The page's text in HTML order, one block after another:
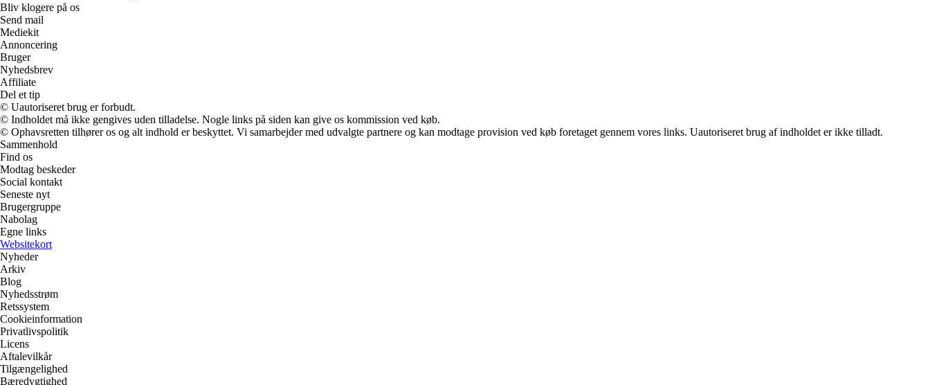
Bliv klogere på os
Send mail
Mediekit
Annoncering
Bruger
Nyhedsbrev
Affiliate
Del et tip
© Uautoriseret brug er forbudt.
© Indholdet må ikke gengives uden tilladelse. Nogle links på siden kan give os kommission ved køb.
© Ophavsretten tilhører os og alt indhold er beskyttet. Vi samarbejder med udvalgte partnere og kan modtage provision ved køb foretaget gennem vores links. Uautoriseret brug af indholdet er ikke tilladt.
Sammenhold
Find os
Modtag beskeder
Social kontakt
Seneste nyt
Brugergruppe
Nabolag
Egne links
Websitekort
Nyheder
Arkiv
Blog
Nyhedsstrøm
Retssystem
Cookieinformation
Privatlivspolitik
Licens
Aftalevilkår
Tilgængelighed
Bæredygtighed